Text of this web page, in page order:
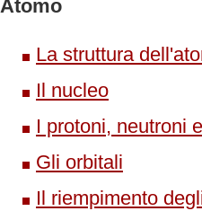
Atomo
La struttura
Il nucleo
I protoni, neutroni
Gli orbitali
Il riempimento